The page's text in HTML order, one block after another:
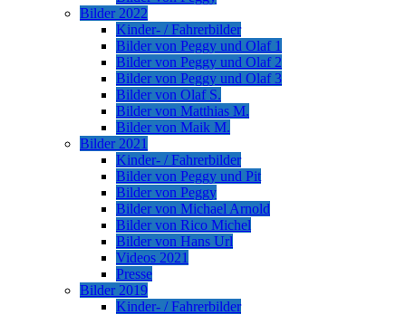
Bilder 2022
Kinder- / Fahrerbilder
Bilder von Peggy und Olaf 1
Bilder von Peggy und Olaf 2
Bilder von Peggy und Olaf 3
Bilder von Olaf S.
Bilder von Matthias M.
Bilder von Maik M.
Bilder 2021
Kinder- / Fahrerbilder
Bilder von Peggy und Pit
Bilder von Peggy
Bilder von Michael Arnold
Bilder von Rico Michel
Bilder von Hans Url
Videos 2021
Presse
Bilder 2019
Kinder- / Fahrerbilder